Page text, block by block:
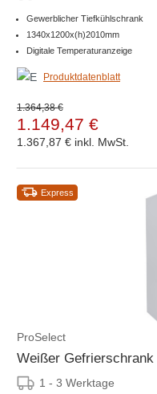
Gewerblicher Tiefkühlschrank
1340x1200x(h)2010mm
Digitale Temperaturanzeige
Produktdatenblatt
1.364,38 €
1.149,47 €
1.367,87 € inkl. MwSt.
Express
ProSelect
Weißer Gefrierschrank
1 - 3 Werktage